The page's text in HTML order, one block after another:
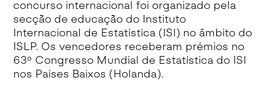
concurso internacional foi organizado pela
secção de educação do Instituto
Internacional de Estatística (ISI) no âmbito do
ISLP. Os vencedores receberam prémios no
63º Congresso Mundial de Estatística do ISI
nos Países Baixos (Holanda).